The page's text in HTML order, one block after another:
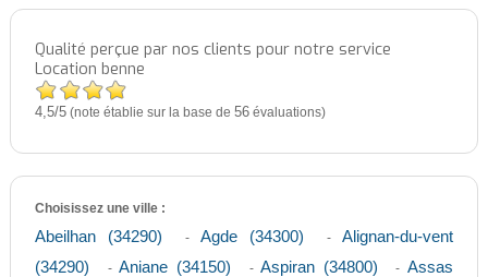
Qualité perçue par nos clients pour notre service
Location benne
4,5/5(note établie sur la base de 56évaluations)
Choisissez une ville :
Abeilhan (34290) -Agde (34300) -Alignan-du-vent
(34290)
-Aniane (34150) -Aspiran (34800) -Assas